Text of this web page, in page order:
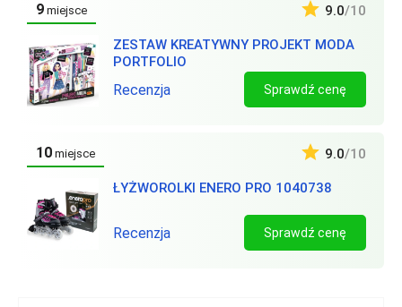
9 miejsce
ZESTAW KREATYWNY PROJEKT MODA
PORTFOLIO
9.0/10
Recenzja Sprawdź cenę
10 miejsce
ŁYŻWOROLKI ENERO PRO 1040738
9.0/10
Recenzja Sprawdź cenę